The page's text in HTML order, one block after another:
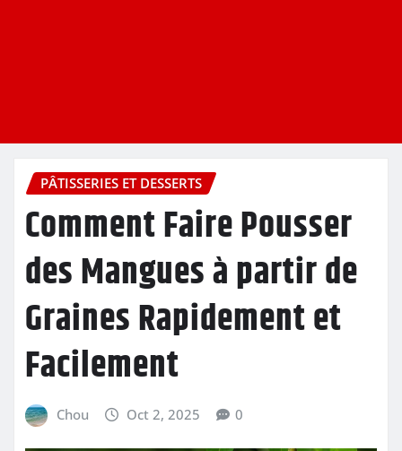
PÂTISSERIES ET DESSERTS
Comment Faire Pousser
des Mangues à partir de
Graines Rapidement et
Facilement
Chou Oct 2, 2025 0